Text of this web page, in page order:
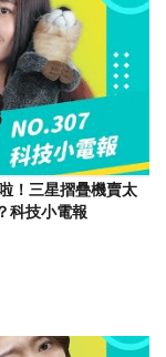
！三星摺疊機賣太
科技小電報